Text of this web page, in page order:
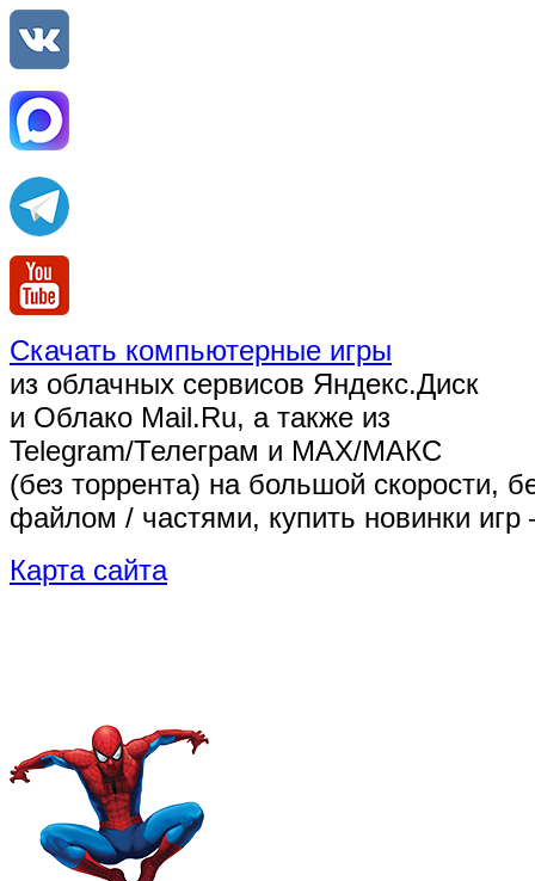
Скачать компьютерные игры
из облачных сервисов Яндекс.Диск
и Облако Mail.Ru, а также из
Telegram/Телеграм и MAX/МАКС
(без торрента) на большой скорости,
файлом / частями, купить новинки
Карта сайта